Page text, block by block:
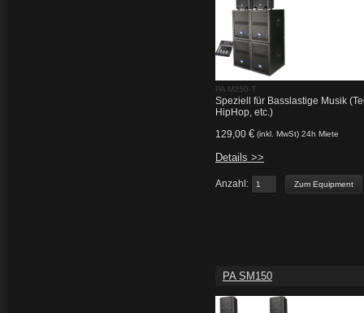
PA M250-T
Speziell für Basslastige Musik
HipHop, etc.)
129,00 € (inkl. MwSt) 24h Miete
Details >>
Anzahl:
PA SM150